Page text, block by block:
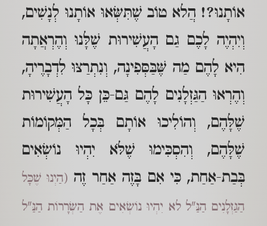
אוֹתָנוּ?! הֲלא טוֹב שֶׁתִּשְּׂאוּ אוֹתָנוּ לְנָשִׁים,
וְיִהְיֶה לָכֶם גַם הָעֲשִׁירוּת שֶׁלָּנוּ וְהֶרְאֲתָה
הִיא לָהֶם מַה שֶּׁבַּסְּפִינָה, וְנִתְרַצּוּ לִדְבָרֶיהָ,
וְהֶרְאוּ הַגַּזְלָנִים לָהֶם גַּם-כֵּן כָּל הָעֲשִׁירוּת
שֶׁלָּהֶם, וְהוֹלִיכוּ אוֹתָם בְּכָל הַמְּקוֹמוֹת
שֶׁלָּהֶם, וְהִסְכִּימוּ שֶׁלֹּא יִהְיוּ נוֹשְׂאִים
בְּבַת-אַחַת, כִּי אִם בָּזֶה אַחַר זֶה (הַיְנוּ שֶׁכָּל
הַגַּזְלָנִים הַנַּ"ל לא יִהְיוּ נוֹשְׂאִים אֶת הַשְּׂרָרוֹת הַנַּ"ל